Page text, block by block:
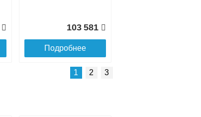
Подробнее о доставке
103 581
Подробнее
1 2 3